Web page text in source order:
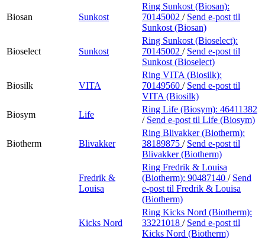
Biosan Sunkost
Ring Sunkost (Biosan):
70145002 / Send e-post til
Sunkost (Biosan)
Bioselect Sunkost
Ring Sunkost (Bioselect):
70145002 / Send e-post til
Sunkost (Bioselect)
Biosilk VITA
Ring VITA (Biosilk):
70149560 / Send e-post til
VITA (Biosilk)
Biosym
Life
Ring Life (Biosym): 46411382
/ Send e-post til Life (Biosym)
Biotherm Blivakker
Ring Blivakker (Biotherm):
38189875 / Send e-post til
Blivakker (Biotherm)
Fredrik &
Louisa
Ring Fredrik & Louisa
(Biotherm): 90487140 / Send
e-post til Fredrik & Louisa
(Biotherm)
Kicks Nord
Ring Kicks Nord (Biotherm):
33221018 / Send e-post til
Kicks Nord (Biotherm)